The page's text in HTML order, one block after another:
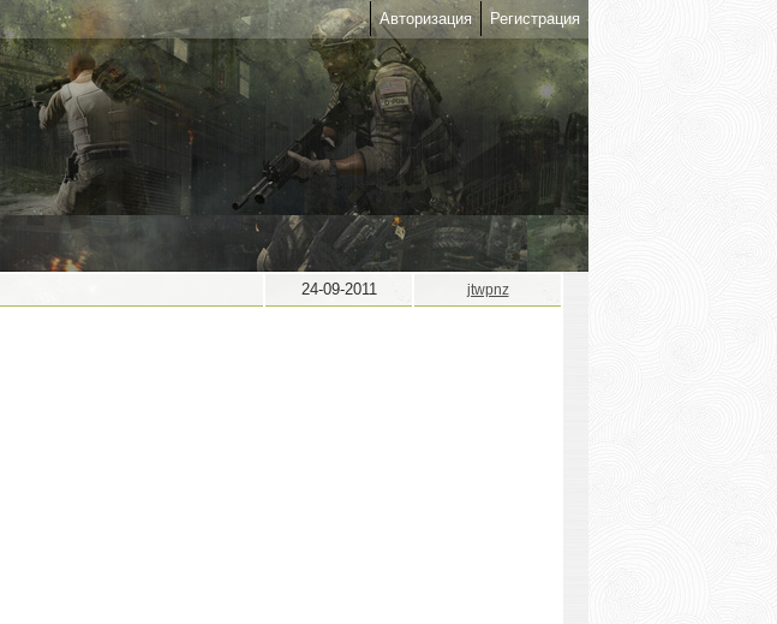
Авторизация Регистрация
24-09-2011 jtwpnz